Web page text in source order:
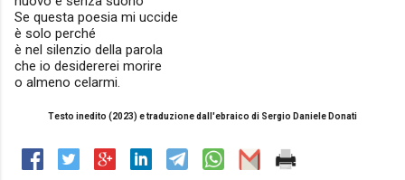
Se questa poesia mi uccide
è solo perché
è nel silenzio della parola
che io desidererei morire
o almeno celarmi.
Testo inedito (2023) e traduzione dall'ebraico di Sergio Daniele Donati